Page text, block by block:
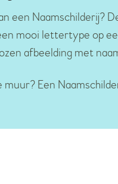
een Naamschilderij?
mooi lettertype op
afbeelding met
muur? Een